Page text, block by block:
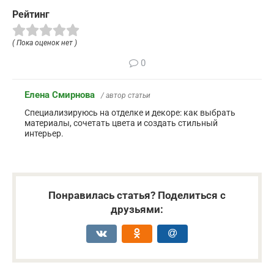
Рейтинг
( Пока оценок нет )
0
Елена Смирнова / автор статьи
Специализируюсь на отделке и декоре: как выбрать
материалы, сочетать цвета и создать стильный
интерьер.
Понравилась статья? Поделиться с
друзьями: